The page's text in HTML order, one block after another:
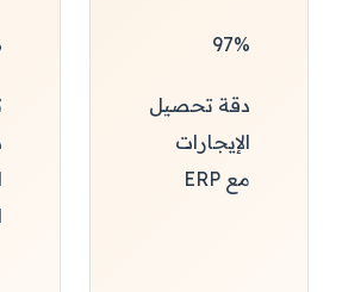
97%
دقة تحصيل
الإيجارات
مع ERP